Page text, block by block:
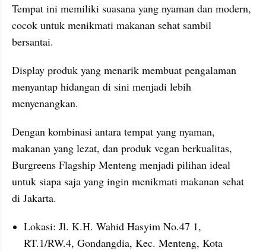
Tempat ini memiliki suasana yang nyaman dan modern,
cocok untuk menikmati makanan sehat sambil
bersantai.
Display produk yang menarik membuat pengalaman
menyantap hidangan di sini menjadi lebih
menyenangkan.
Dengan kombinasi antara tempat yang nyaman,
makanan yang lezat, dan produk vegan berkualitas,
Burgreens Flagship Menteng menjadi pilihan ideal
untuk siapa saja yang ingin menikmati makanan sehat
di Jakarta.
Lokasi: Jl. K.H. Wahid Hasyim No.47 1,
RT.1/RW.4, Gondangdia, Kec. Menteng, Kota